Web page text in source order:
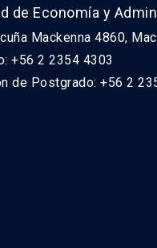
de Economía y
Mackenna 4860,
+56 2 2354 4303
de Postgrado: +56 2